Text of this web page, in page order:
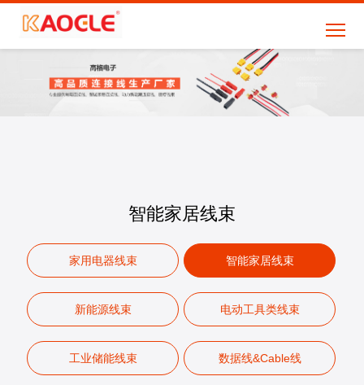
智能家居线束
家用电器线束 智能家居线束
新能源线束 电动工具类线束
工业储能线束 数据线&Cable线